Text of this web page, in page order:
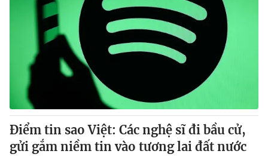
® Cấm sao chép dưới mọi hình thức nếu không có sự chấp
thuận bằng văn bản. Ghi rõ nguồn VTV.vn khi phát hành lại
Điểm tin sao Việt: Các nghệ sĩ đi bầu cử,
gửi gắm niềm tin vào tương lai đất nước